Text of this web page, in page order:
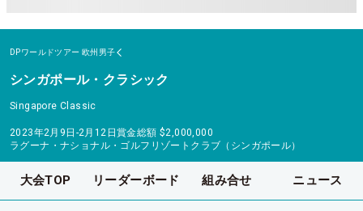
DPワールドツアー 欧州男子
シンガポール・クラシック
Singapore Classic
2023年2月9日-2月12日賞金総額 $2,000,000
ラグーナ・ナショナル・ゴルフリゾートクラブ（シンガポール）
大会TOP リーダーボード 組み合せ ニュース